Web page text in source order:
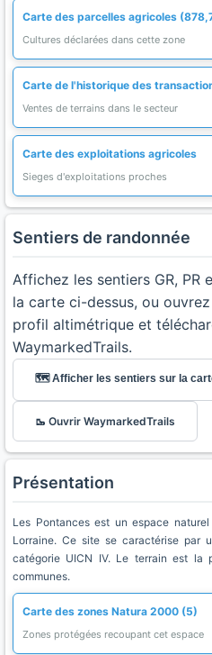
Carte des parcelles agricoles
Cultures déclarées dans cette zone
Carte de l'historique des
Ventes de terrains dans le secteur
Carte des exploitations agricoles
Sieges d'exploitations proches
Sentiers de randonnée
Affichez les sentiers GR, PR
la carte ci-dessus, ou
profil altimétrique et
WaymarkedTrails.
🗺️ Afficher les sentiers sur la
🥾 Ouvrir WaymarkedTrails
Présentation
Les Pontances est un espace
Lorraine. Ce site se caractérise par
catégorie UICN IV. Le terrain est la
communes.
Carte des zones Natura 2000 (5)
Zones protégées recoupant cet espace